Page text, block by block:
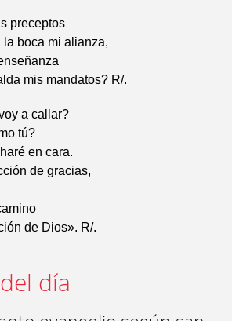
preceptos
boca mi alianza,
mis mandatos? R/.
a callar?
tú?
en cara.
de gracias,
de Dios». R/.
día